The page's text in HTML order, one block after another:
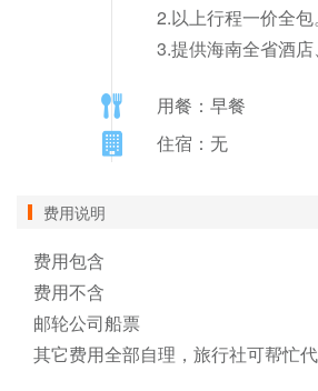
2.以上行程一价全
3.提供海南全省酒
用餐：早餐
住宿：无
费用说明
费用包含
费用不含
邮轮公司船票
其它费用全部自理，旅行社可帮忙